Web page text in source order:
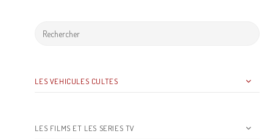
LES VEHICULES CULTES
LES FILMS ET LES SERIES TV